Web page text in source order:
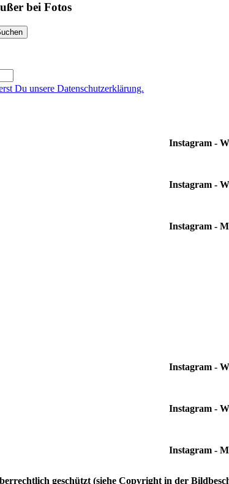
bei Fotos
Du unsere Datenschutzerklärung.
Instagram -
Instagram -
Instagram -
Instagram -
Instagram -
Instagram -
geschützt (siehe Copyright in der